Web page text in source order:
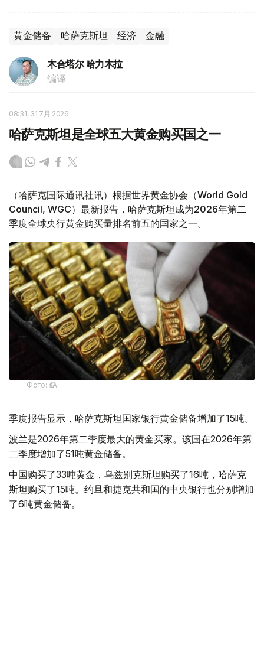
黄金储备 哈萨克斯坦 经济 金融
木合塔尔 哈力木拉
编译
08:31, 31 7月 2026
哈萨克斯坦是全球五大黄金购买国之一
（哈萨克国际通讯社讯）根据世界黄金协会（World Gold
Council, WGC）最新报告，哈萨克斯坦成为2026年第二
季度全球央行黄金购买量排名前五的国家之一。
Фото: ӨзА
季度报告显示，哈萨克斯坦国家银行黄金储备增加了15吨。
波兰是2026年第二季度最大的黄金买家。该国在2026年第
二季度增加了51吨黄金储备。
中国购买了33吨黄金，乌兹别克斯坦购买了16吨，哈萨克
斯坦购买了15吨。约旦和捷克共和国的中央银行也分别增加
了6吨黄金储备。